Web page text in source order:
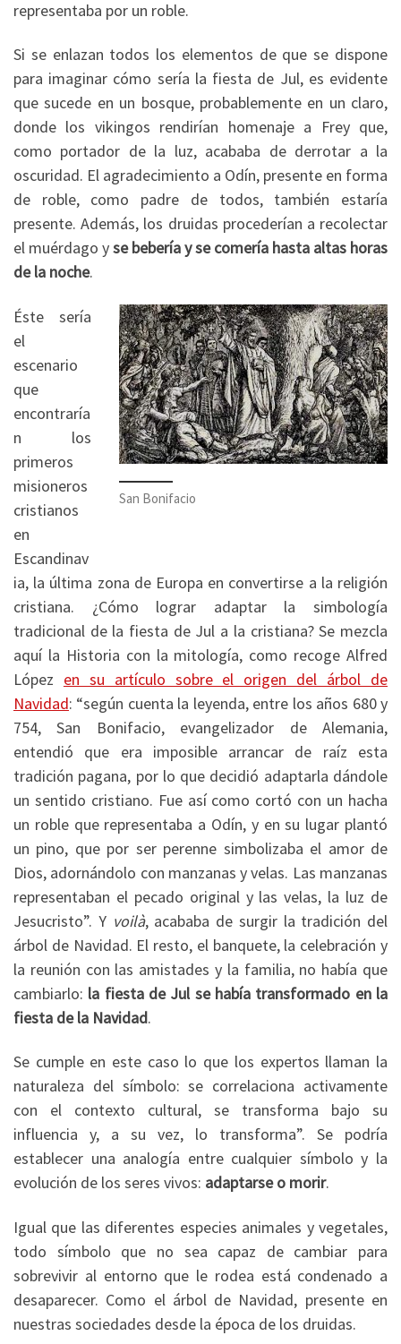
representaba por un roble.
Si se enlazan todos los elementos de que se dispone
para imaginar cómo sería la fiesta de Jul, es evidente
que sucede en un bosque, probablemente en un claro,
donde los vikingos rendirían homenaje a Frey que,
como portador de la luz, acababa de derrotar a la
oscuridad. El agradecimiento a Odín, presente en forma
de roble, como padre de todos, también estaría
presente. Además, los druidas procederían a recolectar
el muérdago yse bebería y se comería hasta altas horas
de la noche.
San Bonifacio
Éste sería
el
escenario
que
encontraría
n los
primeros
misioneros
cristianos
en
Escandinav
ia, la última zona de Europa en convertirse a la religión
cristiana. ¿Cómo lograr adaptar la simbología
tradicional de la fiesta de Jul a la cristiana? Se mezcla
aquí la Historia con la mitología, como recoge Alfred
López en su artículo sobre el origen del árbol de
Navidad: “según cuenta la leyenda, entre los años 680 y
754, San Bonifacio, evangelizador de Alemania,
entendió que era imposible arrancar de raíz esta
tradición pagana, por lo que decidió adaptarla dándole
un sentido cristiano. Fue así como cortó con un hacha
un roble que representaba a Odín, y en su lugar plantó
un pino, que por ser perenne simbolizaba el amor de
Dios, adornándolo con manzanas y velas. Las manzanas
representaban el pecado original y las velas, la luz de
Jesucristo”. Y voilà, acababa de surgir la tradición del
árbol de Navidad. El resto, el banquete, la celebración y
la reunión con las amistades y la familia, no había que
cambiarlo: la fiesta de Jul se había transformado en la
fiesta de la Navidad.
Se cumple en este caso lo que los expertos llaman la
naturaleza del símbolo: se correlaciona activamente
con el contexto cultural, se transforma bajo su
influencia y, a su vez, lo transforma”. Se podría
establecer una analogía entre cualquier símbolo y la
evolución de los seres vivos: adaptarse o morir.
Igual que las diferentes especies animales y vegetales,
todo símbolo que no sea capaz de cambiar para
sobrevivir al entorno que le rodea está condenado a
desaparecer. Como el árbol de Navidad, presente en
nuestras sociedades desde la época de los druidas.